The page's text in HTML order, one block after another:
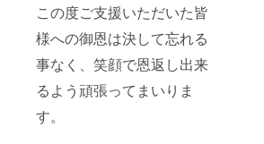
この度ご支援いただいた皆
様への御恩は決して忘れる
事なく、笑顔で恩返し出来
るよう頑張ってまいりま
す。